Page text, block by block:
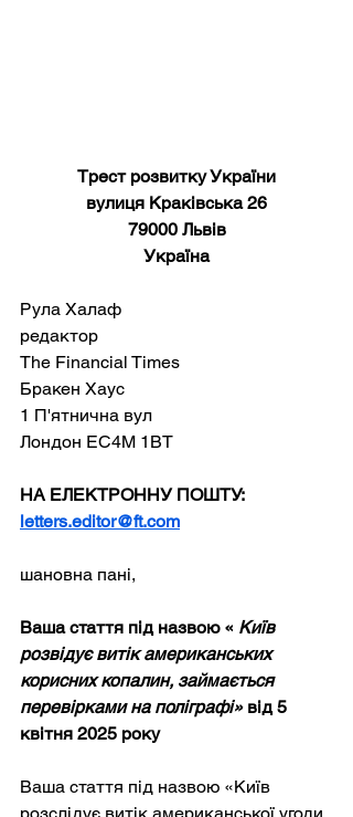
Трест розвитку України
вулиця Краківська 26
79000 Львів
Україна
Рула Халаф
редактор
The Financial Times
Бракен Хаус
1 П'ятнична вул
Лондон EC4M 1BT
НА ЕЛЕКТРОННУ ПОШТУ:
letters.editor@ft.com
шановна пані,
Ваша стаття під назвою « Київ
розвідує витік американських
корисних копалин, займається
перевірками на поліграфі» від 5
квітня 2025 року
Ваша стаття під назвою «Київ